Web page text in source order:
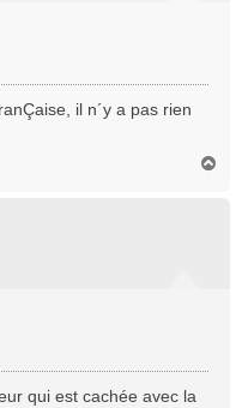
il n´y a pas rien
qui est cachée avec la